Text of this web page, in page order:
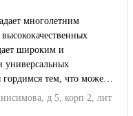
многолетним
широким и
универсальных
тем, что можем
качество продукции:
высокого качества
д 5, корп 2, лит